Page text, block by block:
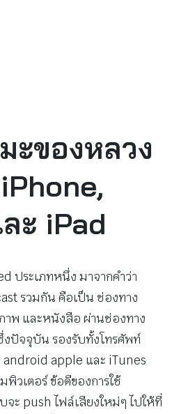
ะของหลวง
ะ iPad
ประเภทหนึ่ง มาจากคำว่า
รวมกัน คือเป็น ช่องทาง
าพ และหนังสือ ผ่านช่องทาง
งปัจจุบัน รองรับทั้งโทรศัพท์
apple และ iTunes
พิวเตอร์ ข้อดีของการใช้
ะ push ไฟล์เสียงใหม่ๆ ไปให้ที่